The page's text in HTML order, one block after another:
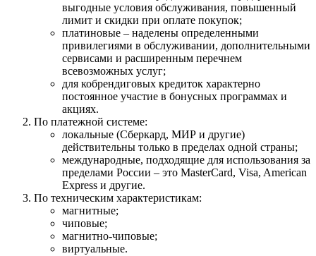
выгодные условия обслуживания, повышенный
лимит и скидки при оплате покупок;
платиновые – наделены определенными
привилегиями в обслуживании, дополнительными
сервисами и расширенным перечнем
всевозможных услуг;
для кобрендиговых кредиток характерно
постоянное участие в бонусных программах и
акциях.
По платежной системе:
локальные (Сберкард, МИР и другие)
действительны только в пределах одной страны;
международные, подходящие для использования за
пределами России – это MasterCard, Visa, American
Express и другие.
По техническим характеристикам:
магнитные;
чиповые;
магнитно-чиповые;
виртуальные.